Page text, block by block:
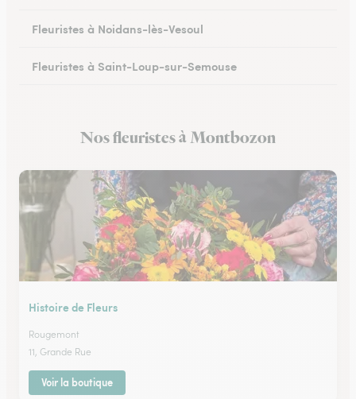
Fleuristes à Noidans-lès-Vesoul
Fleuristes à Saint-Loup-sur-Semouse
Fleuristes à Scey-sur-Saône-et-Saint-Albin
Nos fleuristes à Montbozon
Histoire de Fleurs
Rougemont
11, Grande Rue
Voir la boutique